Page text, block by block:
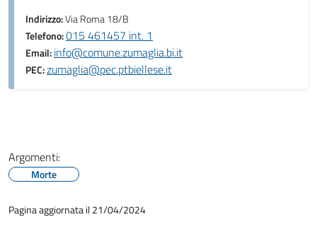
Indirizzo:Via Roma 18/B
Telefono:015 461457 int. 1
Email:info@comune.zumaglia.bi.it
PEC:zumaglia@pec.ptbiellese.it
Argomenti:
Morte
Pagina aggiornata il 21/04/2024